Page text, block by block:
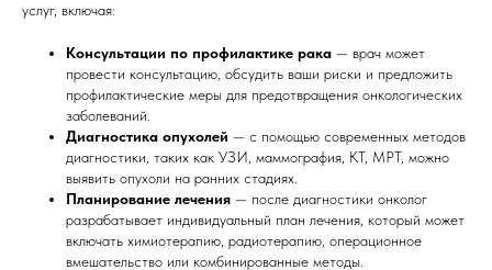
услуг, включая:
Консультации по профилактике рака — врач может
провести консультацию, обсудить ваши риски и предложить
профилактические меры для предотвращения онкологических
заболеваний.
Диагностика опухолей — с помощью современных методов
диагностики, таких как УЗИ, маммография, КТ, МРТ, можно
выявить опухоли на ранних стадиях.
Планирование лечения — после диагностики онколог
разрабатывает индивидуальный план лечения, который может
включать химиотерапию, радиотерапию, операционное
вмешательство или комбинированные методы.